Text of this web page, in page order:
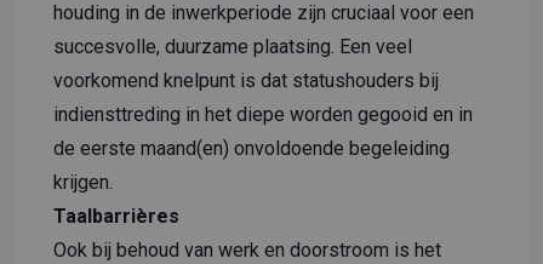
houding in de inwerkperiode zijn cruciaal voor een
succesvolle, duurzame plaatsing. Een veel
voorkomend knelpunt is dat statushouders bij
indiensttreding in het diepe worden gegooid en in
de eerste maand(en) onvoldoende begeleiding
krijgen.
Taalbarrières
Ook bij behoud van werk en doorstroom is het